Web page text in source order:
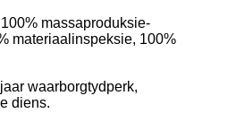
100% massaproduksie-
materiaalinspeksie, 100%
waarborgtydperk,
diens.